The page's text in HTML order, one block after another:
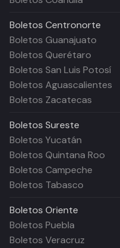
Boletos Centronorte
Boletos Guanajuato
Boletos Querétaro
Boletos San Luis Potosí
Boletos Aguascalientes
Boletos Zacatecas
Boletos Sureste
Boletos Yucatán
Boletos Quintana Roo
Boletos Campeche
Boletos Tabasco
Boletos Oriente
Boletos Puebla
Boletos Veracruz